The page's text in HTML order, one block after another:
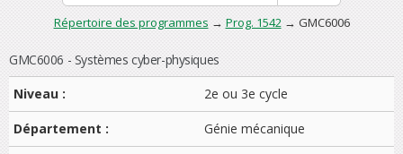
Répertoire des programmes → Prog. 1542→ GMC6006
GMC6006 - Systèmes cyber-physiques
Niveau :
2e ou 3e cycle
Département : Génie mécanique